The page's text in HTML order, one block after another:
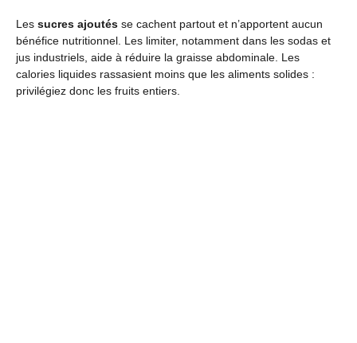
Les sucres ajoutés se cachent partout et n’apportent aucun
bénéfice nutritionnel. Les limiter, notamment dans les sodas et
jus industriels, aide à réduire la graisse abdominale. Les
calories liquides rassasient moins que les aliments solides :
privilégiez donc les fruits entiers.